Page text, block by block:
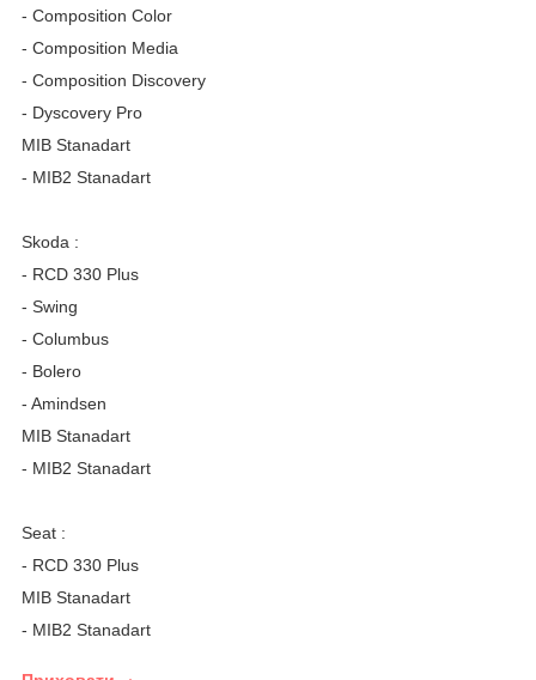
- Composition Color
- Composition Media
- Composition Discovery
- Dyscovery Pro
MIB Stanadart
- MIB2 Stanadart
Skoda :
- RCD 330 Plus
- Swing
- Columbus
- Bolero
- Amindsen
MIB Stanadart
- MIB2 Stanadart
Seat :
- RCD 330 Plus
MIB Stanadart
- MIB2 Stanadart